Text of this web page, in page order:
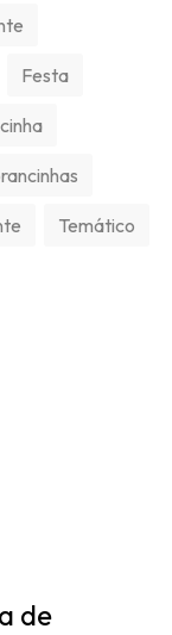
Festa
Temático
de